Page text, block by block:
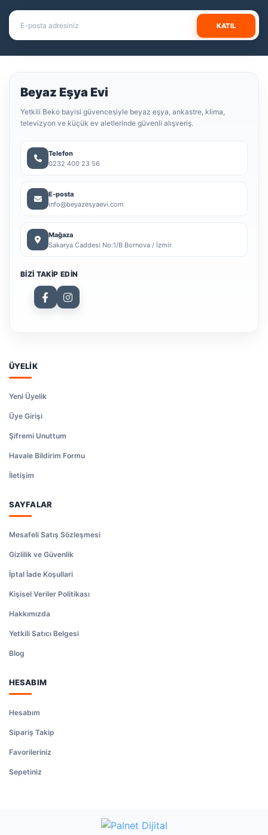
KATIL
Beyaz Eşya Evi
Yetkili Beko bayisi güvencesiyle beyaz eşya, ankastre, klima,
televizyon ve küçük ev aletlerinde güvenli alışveriş.
Telefon
0232 400 23 56
E-posta
info@beyazesyaevi.com
Mağaza
Sakarya Caddesi No:1/B Bornova / İzmir
BIZI TAKIP EDIN
ÜYELİK
Yeni Üyelik
Üye Girişi
Şifremi Unuttum
Havale Bildirim Formu
İletişim
SAYFALAR
Mesafeli Satış Sözleşmesi
Gizlilik ve Güvenlik
İptal İade Koşullari
Kişisel Veriler Politikası
Hakkımızda
Yetkili Satıcı Belgesi
Blog
HESABIM
Hesabım
Sipariş Takip
Favorileriniz
Sepetiniz